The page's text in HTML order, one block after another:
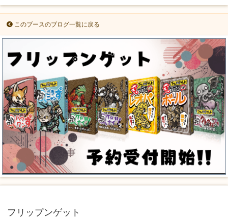
このブースのブログ一覧に戻る
フリップンゲット